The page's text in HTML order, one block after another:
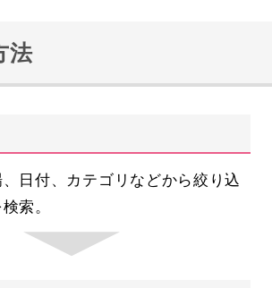
法
日付、カテゴリなどから絞り込
索。